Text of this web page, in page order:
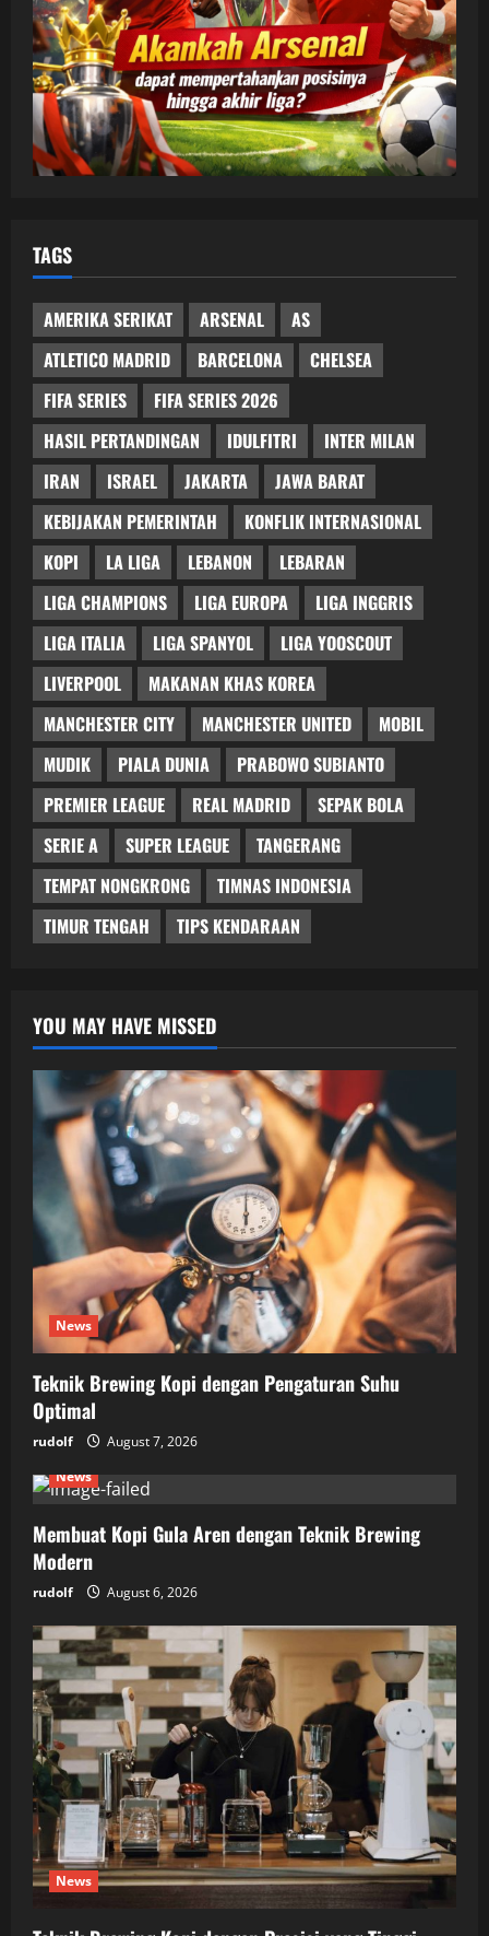
TAGS
AMERIKA SERIKAT ARSENAL
AS
ATLETICO MADRID
BARCELONA
CHELSEA
FIFA SERIES
FIFA SERIES 2026
HASIL PERTANDINGAN
IDULFITRI
INTER MILAN
IRAN
ISRAEL JAKARTA
JAWA BARAT
KEBIJAKAN PEMERINTAH
KONFLIK INTERNASIONAL
KOPI
LA LIGA LEBANON
LEBARAN
LIGA CHAMPIONS
LIGA EUROPA
LIGA INGGRIS
LIGA ITALIA
LIGA SPANYOL
LIGA YOOSCOUT
LIVERPOOL
MAKANAN KHAS KOREA
MANCHESTER CITY
MANCHESTER UNITED
MOBIL
MUDIK
PIALA DUNIA
PRABOWO SUBIANTO
PREMIER LEAGUE
REAL MADRID
SEPAK BOLA
SERIE A
SUPER LEAGUE
TANGERANG
TEMPAT NONGKRONG
TIMNAS INDONESIA
TIMUR TENGAH
TIPS KENDARAAN
YOU MAY HAVE MISSED
News
Teknik Brewing Kopi dengan Pengaturan Suhu
Optimal
rudolf
August 7, 2026
News
Membuat Kopi Gula Aren dengan Teknik Brewing
Modern
rudolf August 6, 2026
News